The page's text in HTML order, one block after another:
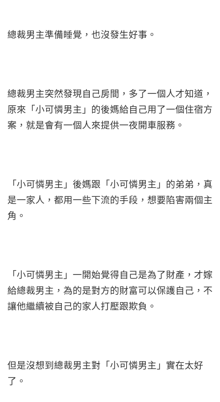
總裁男主準備睡覺，也沒發生好事。
總裁男主突然發現自己房間，多了一個人才知道，
原來「小可憐男主」的後媽給自己用了一個住宿方
案，就是會有一個人來提供一夜開車服務。
「小可憐男主」後媽跟「小可憐男主」的弟弟，真
是一家人，都用一些下流的手段，想要陷害兩個主
角。
「小可憐男主」一開始覺得自己是為了財產，才嫁
給總裁男主，為的是對方的財富可以保護自己，不
讓他繼續被自己的家人打壓跟欺負。
但是沒想到總裁男主對「小可憐男主」實在太好
了。